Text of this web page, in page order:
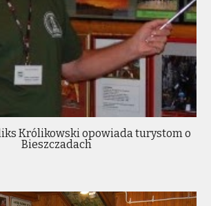
Królikowski opowiada turystom o
Bieszczadach